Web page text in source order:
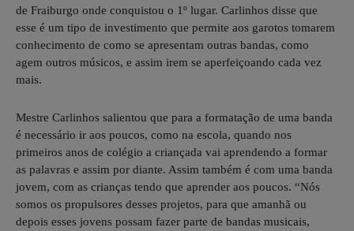
de Fraiburgo onde conquistou o 1º lugar. Carlinhos disse que
esse é um tipo de investimento que permite aos garotos tomarem
conhecimento de como se apresentam outras bandas, como
agem outros músicos, e assim irem se aperfeiçoando cada vez
mais.
Mestre Carlinhos salientou que para a formatação de uma banda
é necessário ir aos poucos, como na escola, quando nos
primeiros anos de colégio a criançada vai aprendendo a formar
as palavras e assim por diante. Assim também é com uma banda
jovem, com as crianças tendo que aprender aos poucos. “Nós
somos os propulsores desses projetos, para que amanhã ou
depois esses jovens possam fazer parte de bandas musicais,